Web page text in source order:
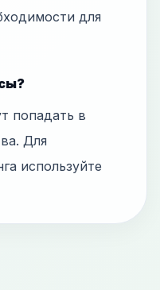
для
попадать в
Для
используйте